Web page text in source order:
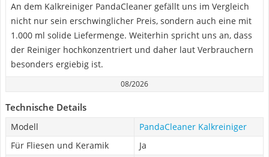
An dem Kalkreiniger PandaCleaner gefällt uns im Vergleich
nicht nur sein erschwinglicher Preis, sondern auch eine mit
1.000 ml solide Liefermenge. Weiterhin spricht uns an, dass
der Reiniger hochkonzentriert und daher laut Verbrauchern
besonders ergiebig ist.
08/2026
Technische Details
Modell
PandaCleaner Kalkreiniger
Für Fliesen und Keramik
Ja